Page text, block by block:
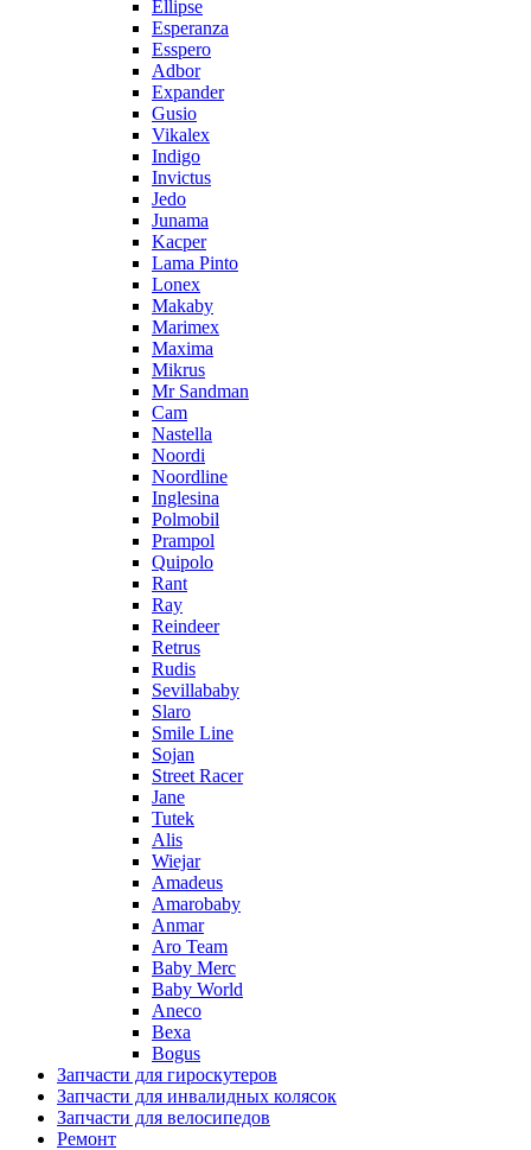
Ellipse
Esperanza
Esspero
Adbor
Expander
Gusio
Vikalex
Indigo
Invictus
Jedo
Junama
Kacper
Lama Pinto
Lonex
Makaby
Marimex
Maxima
Mikrus
Mr Sandman
Cam
Nastella
Noordi
Noordline
Inglesina
Polmobil
Prampol
Quipolo
Rant
Ray
Reindeer
Retrus
Rudis
Sevillababy
Slaro
Smile Line
Sojan
Street Racer
Jane
Tutek
Alis
Wiejar
Amadeus
Amarobaby
Anmar
Aro Team
Baby Merc
Baby World
Aneco
Bexa
Bogus
Запчасти для гироскутеров
Запчасти для инвалидных колясок
Запчасти для велосипедов
Ремонт